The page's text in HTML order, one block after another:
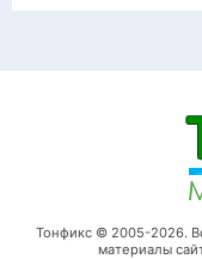
Тонфикс © 2005-2026.
материалы